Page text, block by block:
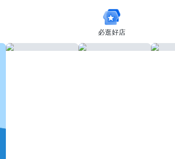
必逛好店